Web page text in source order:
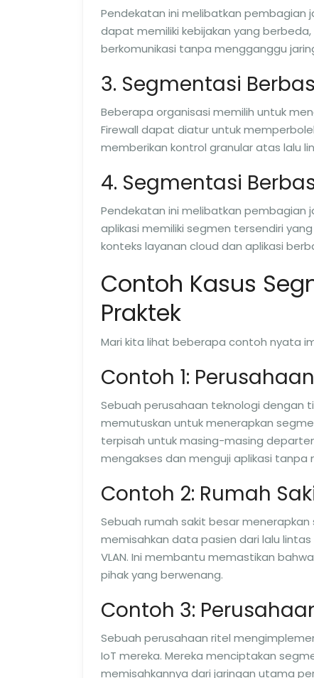
Pendekatan ini melibatkan pembagian
dapat memiliki kebijakan yang
berkomunikasi tanpa mengganggu
3. Segmentasi
Beberapa organisasi memilih untuk
Firewall dapat diatur untuk
memberikan kontrol granular atas lalu
4. Segmentasi
Pendekatan ini melibatkan pembagian
aplikasi memiliki segmen tersendiri
konteks layanan cloud dan aplikasi
Contoh Kasus
Praktek
Mari kita lihat beberapa contoh nyata
Contoh 1:
Sebuah perusahaan teknologi dengan
memutuskan untuk menerapkan
terpisah untuk masing-masing
mengakses dan menguji aplikasi
Contoh 2: Rumah
Sebuah rumah sakit besar
memisahkan data pasien dari lalu
VLAN. Ini membantu memastikan
pihak yang berwenang.
Contoh 3:
Sebuah perusahaan ritel
IoT mereka. Mereka menciptakan
memisahkannya dari jaringan utama